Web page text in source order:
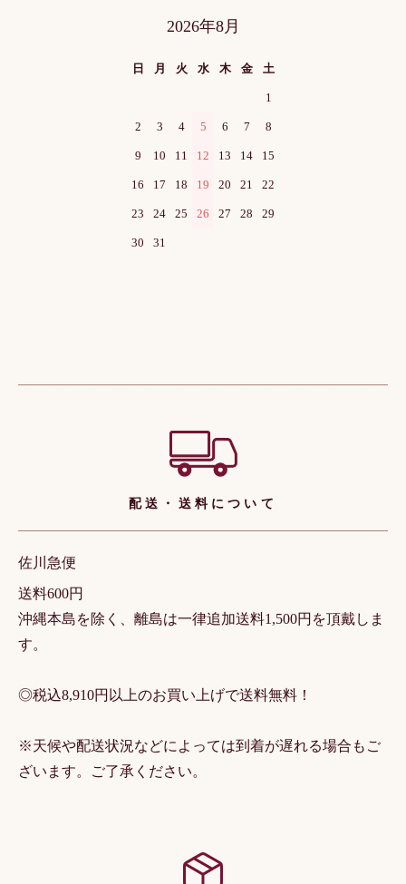
2026年8月
日 月 火 水 木 金 土
1
2 3 4 5 6 7 8
9 10 11 12 13 14 15
16 17 18 19 20 21 22
23 24 25 26 27 28 29
30 31
配送・送料について
佐川急便
送料600円
沖縄本島を除く、離島は一律追加送料1,500円を頂戴しま
す。
◎税込8,910円以上のお買い上げで送料無料！
※天候や配送状況などによっては到着が遅れる場合もご
ざいます。ご了承ください。